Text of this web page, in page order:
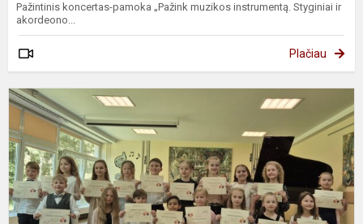
Pažintinis koncertas-pamoka „Pažink muzikos instrumentą. Styginiai ir
akordeono...
Plačiau